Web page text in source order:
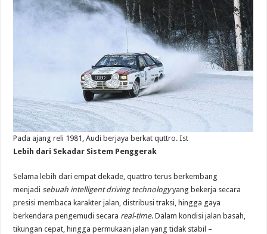
Pada ajang reli 1981, Audi berjaya berkat quttro. Ist
Lebih dari Sekadar Sistem Penggerak
Selama lebih dari empat dekade, quattro terus berkembang
menjadi sebuah intelligent driving technologyyang bekerja secara
presisi membaca karakter jalan, distribusi traksi, hingga gaya
berkendara pengemudi secara real-time. Dalam kondisi jalan basah,
tikungan cepat, hingga permukaan jalan yang tidak stabil –